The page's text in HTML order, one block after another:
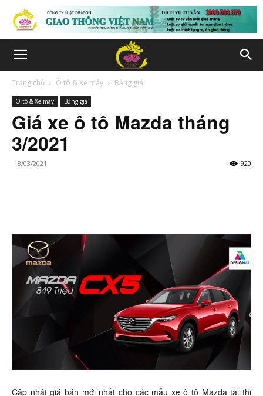
Trang chủ Ô tô & Xe máy Bảng giá
Ô tô & Xe máy Bảng giá
Giá xe ô tô Mazda tháng
3/2021
18/03/2021 920
Cập nhật giá bán mới nhất cho các mẫu xe ô tô Mazda tại thị